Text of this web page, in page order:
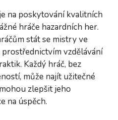
na poskytování kvalitních
hráče hazardních her.
stát se mistry ve
vzdělávání
Každý hráč, bez
může najít užitečné
zlepšit jeho
na úspěch.